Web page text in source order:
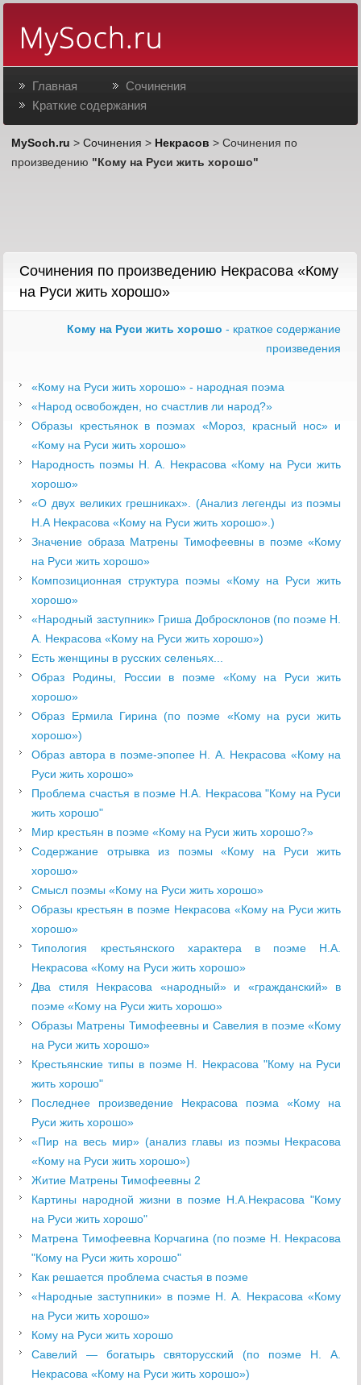
Главная
Сочинения
Краткие содержания
MySoch.ru >Сочинения > Некрасов > Сочинения по
произведению "Кому на Руси жить хорошо"
Сочинения по произведению Некрасова «Кому
на Руси жить хорошо»
Кому на Руси жить хорошо - краткое содержание
произведения
«Кому на Руси жить хорошо» - народная поэма
«Народ освобожден, но счастлив ли народ?»
Образы крестьянок в поэмах «Мороз, красный нос» и
«Кому на Руси жить хорошо»
Народность поэмы Н. А. Некрасова «Кому на Руси жить
хорошо»
«О двух великих грешниках». (Анализ легенды из поэмы
Н.А Некрасова «Кому на Руси жить хорошо».)
Значение образа Матрены Тимофеевны в поэме «Кому
на Руси жить хорошо»
Композиционная структура поэмы «Кому на Руси жить
хорошо»
«Народный заступник» Гриша Добросклонов (по поэме Н.
А. Некрасова «Кому на Руси жить хорошо»)
Есть женщины в русских селеньях...
Образ Родины, России в поэме «Кому на Руси жить
хорошо»
Образ Ермила Гирина (по поэме «Кому на руси жить
хорошо»)
Образ автора в поэме-эпопее Н. А. Некрасова «Кому на
Руси жить хорошо»
Проблема счастья в поэме Н.А. Некрасова "Кому на Руси
жить хорошо"
Мир крестьян в поэме «Кому на Руси жить хорошо?»
Содержание отрывка из поэмы «Кому на Руси жить
хорошо»
Смысл поэмы «Кому на Руси жить хорошо»
Образы крестьян в поэме Некрасова «Кому на Руси жить
хорошо»
Типология крестьянского характера в поэме Н.А.
Некрасова «Кому на Руси жить хорошо»
Два стиля Некрасова «народный» и «гражданский» в
поэме «Кому на Руси жить хорошо»
Образы Матрены Тимофеевны и Савелия в поэме «Кому
на Руси жить хорошо»
Крестьянские типы в поэме Н. Некрасова "Кому на Руси
жить хорошо"
Последнее произведение Некрасова поэма «Кому на
Руси жить хорошо»
«Пир на весь мир» (анализ главы из поэмы Некрасова
«Кому на Руси жить хорошо»)
Житие Матрены Тимофеевны 2
Картины народной жизни в поэме Н.А.Некрасова "Кому
на Руси жить хорошо"
Матрена Тимофеевна Корчагина (по поэме Н. Некрасова
"Кому на Руси жить хорошо"
Как решаетcя проблема cчаcтья в поэме
«Народные заступники» в поэме Н. А. Некрасова «Кому
на Руси жить хорошо»
Кому на Руси жить хорошо
Савелий — богатырь святорусский (по поэме Н. А.
Некрасова «Кому на Руси жить хорошо»)